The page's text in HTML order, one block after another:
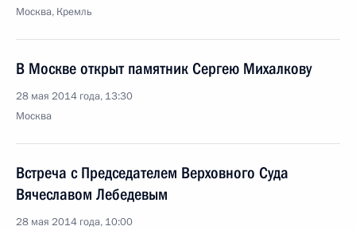
Москва, Кремль
В Москве открыт памятник Сергею Михалкову
28 мая 2014 года, 13:30
Москва
Встреча с Председателем Верховного Суда
Вячеславом Лебедевым
28 мая 2014 года, 10:00